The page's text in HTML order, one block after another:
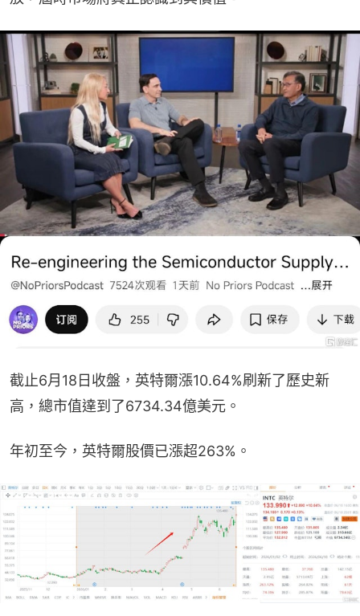
截止6月18日收盤，英特爾漲10.64%刷新了歷史新
高，總市值達到了6734.34億美元。
年初至今，英特爾股價已漲超263%。